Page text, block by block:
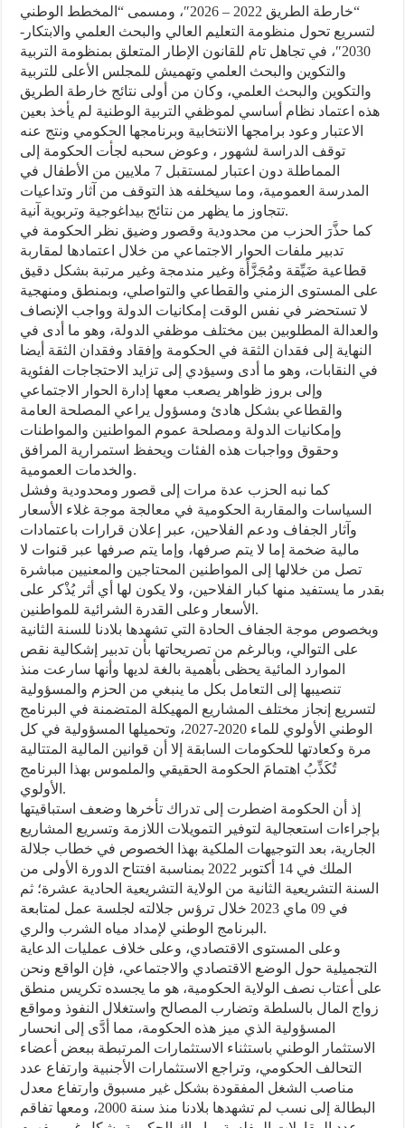
“خارطة الطريق 2022 – 2026″، ومسمى “المخطط الوطني
لتسريع تحول منظومة التعليم العالي والبحث العلمي والابتكار-
2030″، في تجاهل تام للقانون الإطار المتعلق بمنظومة التربية
والتكوين والبحث العلمي وتهميش للمجلس الأعلى للتربية
والتكوين والبحث العلمي، وكان من أولى نتائج خارطة الطريق
هذه اعتماد نظام أساسي لموظفي التربية الوطنية لم يأخذ بعين
الاعتبار وعود برامجها الانتخابية وبرنامجها الحكومي ونتج عنه
توقف الدراسة لشهور ، وعوض سحبه لجأت الحكومة إلى
المماطلة دون اعتبار لمستقبل 7 ملايين من الأطفال في
المدرسة العمومية، وما سيخلفه هذ التوقف من آثار وتداعيات
تتجاوز ما يظهر من نتائج بيداغوجية وتربوية آنية.
كما حذَّرَ الحزب من محدودية وقصور وضيق نظر الحكومة في
تدبير ملفات الحوار الاجتماعي من خلال اعتمادها لمقاربة
قطاعية ضَيِّقة ومُجَزَّأَة وغير مندمجة وغير مرتبة بشكل دقيق
على المستوى الزمني والقطاعي والتواصلي، وبمنطق ومنهجية
لا تستحضر في نفس الوقت إمكانيات الدولة وواجب الإنصاف
والعدالة المطلوبين بين مختلف موظفي الدولة، وهو ما أدى في
النهاية إلى فقدان الثقة في الحكومة وإفقاد وفقدان الثقة أيضا
في النقابات، وهو ما أدى وسيؤدي إلى تزايد الاحتجاجات الفئوية
وإلى بروز ظواهر يصعب معها إدارة الحوار الاجتماعي
والقطاعي بشكل هادئ ومسؤول يراعي المصلحة العامة
وإمكانيات الدولة ومصلحة عموم المواطنين والمواطنات
وحقوق وواجبات هذه الفئات ويحفظ استمرارية المرافق
والخدمات العمومية.
كما نبه الحزب عدة مرات إلى قصور ومحدودية وفشل
السياسات والمقاربة الحكومية في معالجة موجة غلاء الأسعار
وآثار الجفاف ودعم الفلاحين، عبر إعلان قرارات باعتمادات
مالية ضخمة إما لا يتم صرفها، وإما يتم صرفها عبر قنوات لا
تصل من خلالها إلى المواطنين المحتاجين والمعنيين مباشرة
بقدر ما يستفيد منها كبار الفلاحين، ولا يكون لها أي أثر يُذْكر على
الأسعار وعلى القدرة الشرائية للمواطنين.
وبخصوص موجة الجفاف الحادة التي تشهدها بلادنا للسنة الثانية
على التوالي، وبالرغم من تصريحاتها بأن تدبير إشكالية نقص
الموارد المائية يحظى بأهمية بالغة لديها وأنها سارعت منذ
تنصيبها إلى التعامل بكل ما ينبغي من الحزم والمسؤولية
لتسريع إنجاز مختلف المشاريع المهيكلة المتضمنة في البرنامج
الوطني الأولوي للماء 2020-2027، وتحميلها المسؤولية في كل
مرة وكعادتها للحكومات السابقة إلا أن قوانين المالية المتتالية
تُكَذِّبُ اهتمامَ الحكومة الحقيقي والملموس بهذا البرنامج
الأولوي.
إذ أن الحكومة اضطرت إلى تدراك تأخرها وضعف استباقيتها
بإجراءات استعجالية لتوفير التمويلات اللازمة وتسريع المشاريع
الجارية، بعد التوجيهات الملكية بهذا الخصوص في خطاب جلالة
الملك في 14 أكتوبر 2022 بمناسبة افتتاح الدورة الأولى من
السنة التشريعية الثانية من الولاية التشريعية الحادية عشرة؛ ثم
في 09 ماي 2023 خلال ترؤس جلالته لجلسة عمل لمتابعة
البرنامج الوطني لإمداد مياه الشرب والري.
وعلى المستوى الاقتصادي، وعلى خلاف عمليات الدعاية
التجميلية حول الوضع الاقتصادي والاجتماعي، فإن الواقع ونحن
على أعتاب نصف الولاية الحكومية، هو ما يجسده تكريس منطق
زواج المال بالسلطة وتضارب المصالح واستغلال النفوذ ومواقع
المسؤولية الذي ميز هذه الحكومة، مما أدَّى إلى انحسار
الاستثمار الوطني باستثناء الاستثمارات المرتبطة ببعض أعضاء
التحالف الحكومي، وتراجع الاستثمارات الأجنبية وارتفاع عدد
مناصب الشغل المفقودة بشكل غير مسبوق وارتفاع معدل
البطالة إلى نسب لم تشهدها بلادنا منذ سنة 2000، ومعها تفاقم